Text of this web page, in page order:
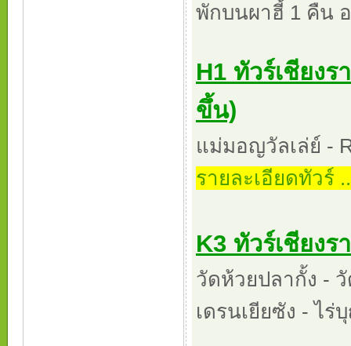
พักบนผาฮี้ 1 คืน
H1 ทัวร์เชียง
ขึ้น)
แม่มอญวัลเล่ย์ -
รายละเอียดทัวร์
K3 ทัวร์เชียง
วัดห้วยปลากั้ง -
เดรนเยียซัง - ไร่